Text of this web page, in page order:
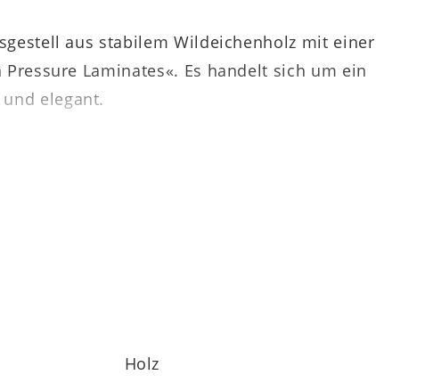
aus stabilem Wildeichenholz mit einer
Laminates«. Es handelt sich um ein
elegant.
gibt es weitere Möbel der Interliving
Zu den erhältlichen Elementen zählen
Holz